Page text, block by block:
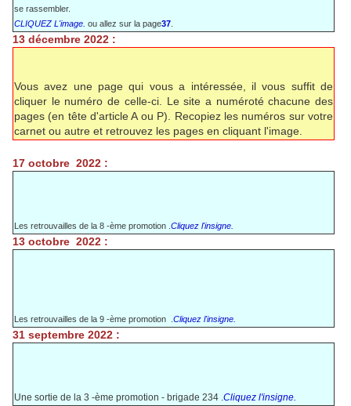
se rassembler.
CLIQUEZ L'image. ou allez sur la page37
13 décembre 2022 :
Vous avez une page qui vous a intéressée, il vous suffit de
cliquer le numéro de celle-ci. Le site a numéroté chacune des
pages (en tête d'article A ou P). Recopiez les numéros sur votre
carnet ou autre et retrouvez les pages en cliquant l'image.
17 octobre 2022 :
Les retrouvailles de la 8 -ème promotion . Cliquez l'insigne.
13 octobre 2022 :
Les retrouvailles de la 9 -ème promotion . Cliquez l'insigne.
31 septembre 2022 :
Une sortie de la 3 -ème promotion - brigade 234 .Cliquez l'insigne.